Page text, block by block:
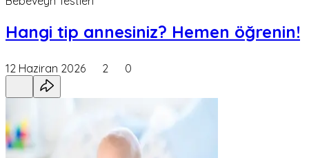
Hangi tip annesiniz? Hemen öğrenin!
12 Haziran 2026 2 0